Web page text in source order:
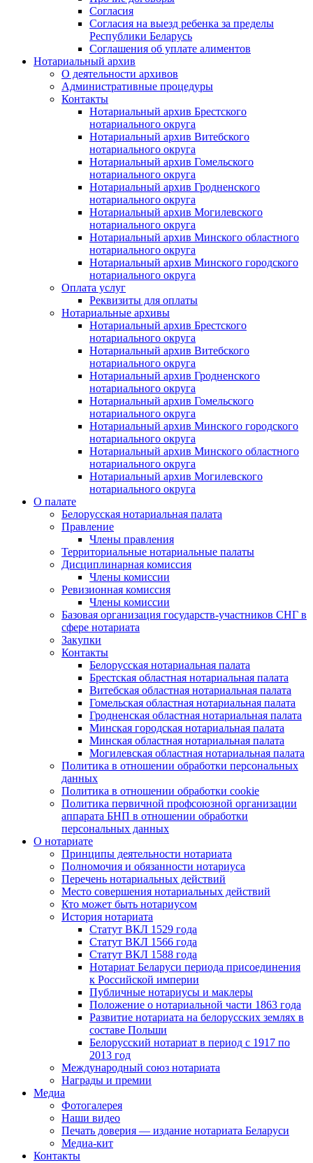
Согласия
Согласия на выезд ребенка за пределы
Республики Беларусь
Соглашения об уплате алиментов
Нотариальный архив
О деятельности архивов
Административные процедуры
Контакты
Нотариальный архив Брестского
нотариального округа
Нотариальный архив Витебского
нотариального округа
Нотариальный архив Гомельского
нотариального округа
Нотариальный архив Гродненского
нотариального округа
Нотариальный архив Могилевского
нотариального округа
Нотариальный архив Минского областного
нотариального округа
Нотариальный архив Минского городского
нотариального округа
Оплата услуг
Реквизиты для оплаты
Нотариальные архивы
Нотариальный архив Брестского
нотариального округа
Нотариальный архив Витебского
нотариального округа
Нотариальный архив Гродненского
нотариального округа
Нотариальный архив Гомельского
нотариального округа
Нотариальный архив Минского городского
нотариального округа
Нотариальный архив Минского областного
нотариального округа
Нотариальный архив Могилевского
нотариального округа
О палате
Белорусская нотариальная палата
Правление
Члены правления
Территориальные нотариальные палаты
Дисциплинарная комиссия
Члены комиссии
Ревизионная комиссия
Члены комиссии
Базовая организация государств-участников СНГ в
сфере нотариата
Закупки
Контакты
Белорусская нотариальная палата
Брестская областная нотариальная палата
Витебская областная нотариальная палата
Гомельская областная нотариальная палата
Гродненская областная нотариальная палата
Минская городская нотариальная палата
Минская областная нотариальная палата
Могилевская областная нотариальная палата
Политика в отношении обработки персональных
данных
Политика в отношении обработки cookie
Политика первичной профсоюзной организации
аппарата БНП в отношении обработки
персональных данных
О нотариате
Принципы деятельности нотариата
Полномочия и обязанности нотариуса
Перечень нотариальных действий
Место совершения нотариальных действий
Кто может быть нотариусом
История нотариата
Статут ВКЛ 1529 года
Статут ВКЛ 1566 года
Статут ВКЛ 1588 года
Нотариат Беларуси периода присоединения
к Российской империи
Публичные нотариусы и маклеры
Положение о нотариальной части 1863 года
Развитие нотариата на белорусских землях в
составе Польши
Белорусский нотариат в период с 1917 по
2013 год
Международный союз нотариата
Награды и премии
Медиа
Фотогалерея
Наши видео
Печать доверия — издание нотариата Беларуси
Медиа-кит
Контакты